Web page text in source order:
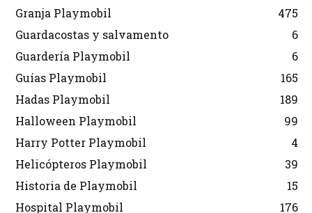
Granja Playmobil
475
Guardacostas y salvamento
6
Guardería Playmobil
6
Guías Playmobil
165
Hadas Playmobil
189
Halloween Playmobil
99
Harry Potter Playmobil
4
Helicópteros Playmobil
39
Historia de Playmobil
15
Hospital Playmobil
176